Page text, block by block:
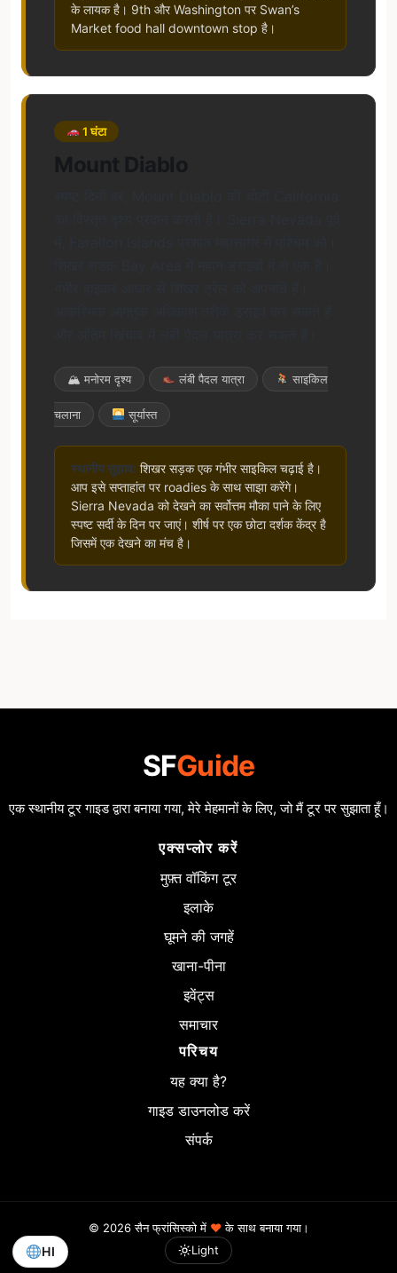
के लायक है। 9th और Washington पर Swan’s
Market food hall downtown stop है।
1 घंटा
🏔 मनोरम दृश्य लंबी पैदल यात्रा साइकिल
चलाना सूर्यास्त
स्थानीय सुझाव: शिखर सड़क एक गंभीर साइकिल चढ़ाई है।
आप इसे सप्ताहांत पर roadies के साथ साझा करेंगे।
Sierra Nevada को देखने का सर्वोत्तम मौका पाने के लिए
स्पष्ट सर्दी के दिन पर जाएं। शीर्ष पर एक छोटा दर्शक केंद्र है
जिसमें एक देखने का मंच है।
SFGuide
एक स्थानीय टूर गाइड द्वारा बनाया गया, मेरे मेहमानों के लिए, जो मैं टूर पर सुझाता हूँ।
एक्सप्लोर करें
मुफ़्त वॉकिंग टूर
इलाके
घूमने की जगहें
खाना-पीना
इवेंट्स
समाचार
परिचय
यह क्या है?
गाइड डाउनलोड करें
संपर्क
© 2026 सैन फ्रांसिस्को में ♥के साथ बनाया गया।
Light
HI